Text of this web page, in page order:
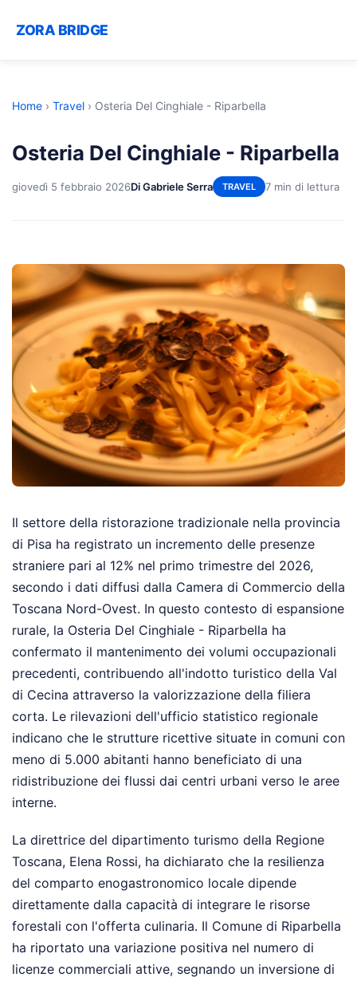
ZORA BRIDGE
Home › Travel › Osteria Del Cinghiale - Riparbella
Osteria Del Cinghiale - Riparbella
giovedì 5 febbraio 2026Di Gabriele Serra TRAVEL 7 min di lettura
Il settore della ristorazione tradizionale nella provincia
di Pisa ha registrato un incremento delle presenze
straniere pari al 12% nel primo trimestre del 2026,
secondo i dati diffusi dalla Camera di Commercio della
Toscana Nord-Ovest. In questo contesto di espansione
rurale, la Osteria Del Cinghiale - Riparbella ha
confermato il mantenimento dei volumi occupazionali
precedenti, contribuendo all'indotto turistico della Val
di Cecina attraverso la valorizzazione della filiera
corta. Le rilevazioni dell'ufficio statistico regionale
indicano che le strutture ricettive situate in comuni con
meno di 5.000 abitanti hanno beneficiato di una
ridistribuzione dei flussi dai centri urbani verso le aree
interne.
La direttrice del dipartimento turismo della Regione
Toscana, Elena Rossi, ha dichiarato che la resilienza
del comparto enogastronomico locale dipende
direttamente dalla capacità di integrare le risorse
forestali con l'offerta culinaria. Il Comune di Riparbella
ha riportato una variazione positiva nel numero di
licenze commerciali attive, segnando un inversione di